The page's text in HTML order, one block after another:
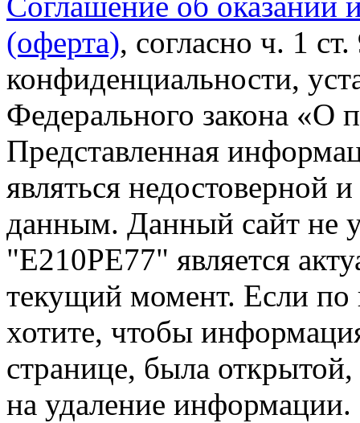
(оферта), согласно ч. 1
конфиденциальности,
Федерального закона «О
Представленная
являться недостоверной
данным. Данный сайт не
"Е210РЕ77" является
текущий момент. Если
хотите, чтобы
странице, была открытой,
на удаление информации.